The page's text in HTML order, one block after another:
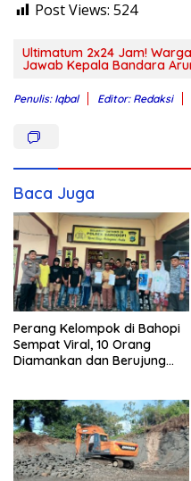
Post Views: 524
Ultimatum 2x24 Jam!
Jawab Kepala Bandara
Penulis: Iqbal Editor: Redaksi
Baca Juga
Perang Kelompok di Bahopi
Sempat Viral, 10 Orang
Diamankan dan Berujung